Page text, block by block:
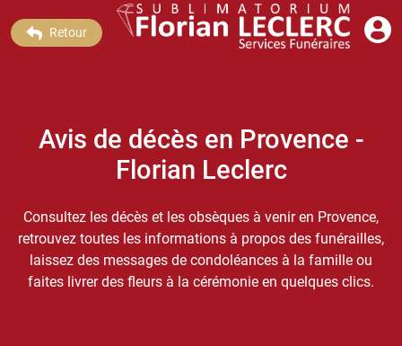
Retour
Avis de décès en Provence -
Florian Leclerc
Consultez les décès et les obsèques à venir en Provence,
retrouvez toutes les informations à propos des funérailles,
laissez des messages de condoléances à la famille ou
faites livrer des fleurs à la cérémonie en quelques clics.